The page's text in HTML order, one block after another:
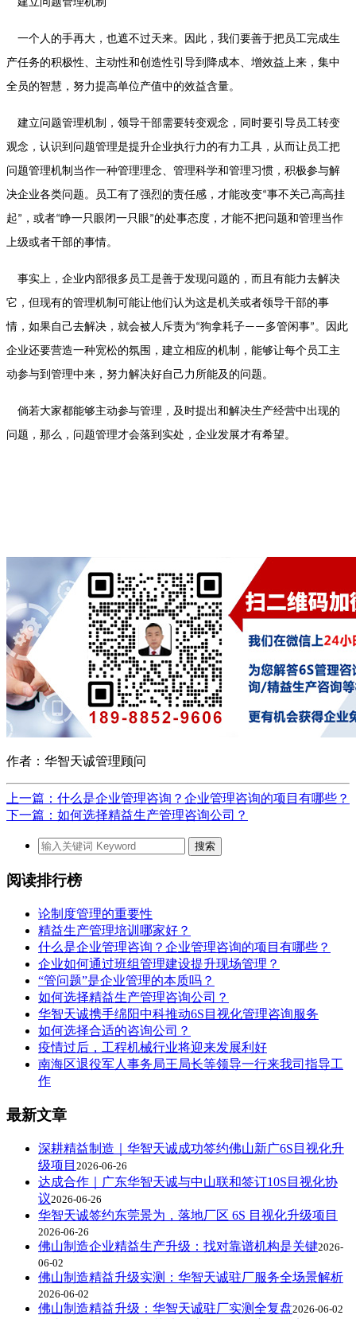
一个人的手再大，也遮不过天来。因此，我们要善于把员工完成生
产任务的积极性、主动性和创造性引导到降成本、增效益上来，集中
全员的智慧，努力提高单位产值中的效益含量。
建立问题管理机制，领导干部需要转变观念，同时要引导员工转变
观念，认识到问题管理是提升企业执行力的有力工具，从而让员工把
问题管理机制当作一种管理理念、管理科学和管理习惯，积极参与解
决企业各类问题。员工有了强烈的责任感，才能改变“事不关己高高挂
起” ，或者“睁一只眼闭一只眼”的处事态度，才能不把问题和管理当作
上级或者干部的事情。
事实上，企业内部很多员工是善于发现问题的，而且有能力去解决
它，但现有的管理机制可能让他们认为这是机关或者领导干部的事
情，如果自己去解决，就会被人斥责为“狗拿耗子——多管闲事” 。因此
企业还要营造一种宽松的氛围，建立相应的机制，能够让每个员工主
动参与到管理中来，努力解决好自己力所能及的问题。
倘若大家都能够主动参与管理，及时提出和解决生产经营中出现的
问题，那么，问题管理才会落到实处，企业发展才有希望。
作者：华智天诚管理顾问
上一篇：什么是企业管理咨询？企业管理咨询的项目有哪些？
下一篇：如何选择精益生产管理咨询公司？
阅读排行榜
论制度管理的重要性
精益生产管理培训哪家好？
什么是企业管理咨询？企业管理咨询的项目有哪些？
企业如何通过班组管理建设提升现场管理？
“管问题”是企业管理的本质吗？
如何选择精益生产管理咨询公司？
华智天诚携手绵阳中科推动6S目视化管理咨询服务
如何选择合适的咨询公司？
疫情过后，工程机械行业将迎来发展利好
南海区退役军人事务局王局长等领导一行来我司指导工
作
最新文章
深耕精益制造｜华智天诚成功签约佛山新广6S目视化升
级项目 2026-06-26
达成合作｜广东华智天诚与中山联和签订10S目视化协
议2026-06-26
华智天诚签约东莞景为，落地厂区 6S 目视化升级项目
2026-06-26
佛山制造企业精益生产升级：找对靠谱机构是关键2026-
06-02
佛山制造精益升级实测：华智天诚驻厂服务全场景解析
2026-06-02
佛山制造精益升级：华智天诚驻厂实测全复盘2026-06-02